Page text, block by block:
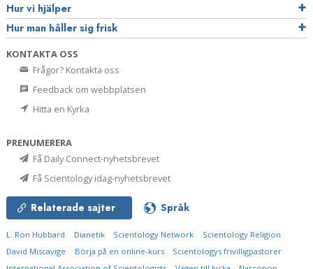
Hur vi hjälper
Hur man håller sig frisk
KONTAKTA OSS
Frågor? Kontakta oss
Feedback om webbplatsen
Hitta en Kyrka
PRENUMERERA
Få Daily Connect-nyhetsbrevet
Få Scientology idag-nyhetsbrevet
Relaterade sajter Språk
L. Ron Hubbard Dianetik Scientology Network
Scientology Religion
David Miscavige
Börja på en online-kurs
Scientologys frivilligpastorer